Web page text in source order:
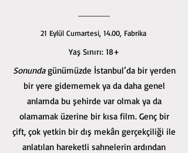
21 Eylül Cumartesi, 14.00, Fabrika
Yaş Sınırı: 18+
Sonundagünümüzde İstanbul’da bir yerden
bir yere gidememek ya da daha genel
anlamda bu şehirde var olmak ya da
olamamak üzerine bir kısa film. Genç bir
çift, çok yetkin bir dış mekân gerçekçiliği ile
anlatılan hareketli sahnelerin ardından